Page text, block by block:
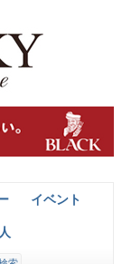
イベント
人